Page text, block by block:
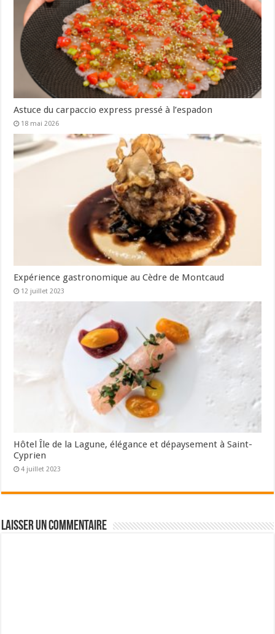
Astuce du carpaccio express pressé à l’espadon
18 mai 2026
Expérience gastronomique au Cèdre de Montcaud
12 juillet 2023
Hôtel Île de la Lagune, élégance et dépaysement à Saint-
Cyprien
4 juillet 2023
Laisser un commentaire